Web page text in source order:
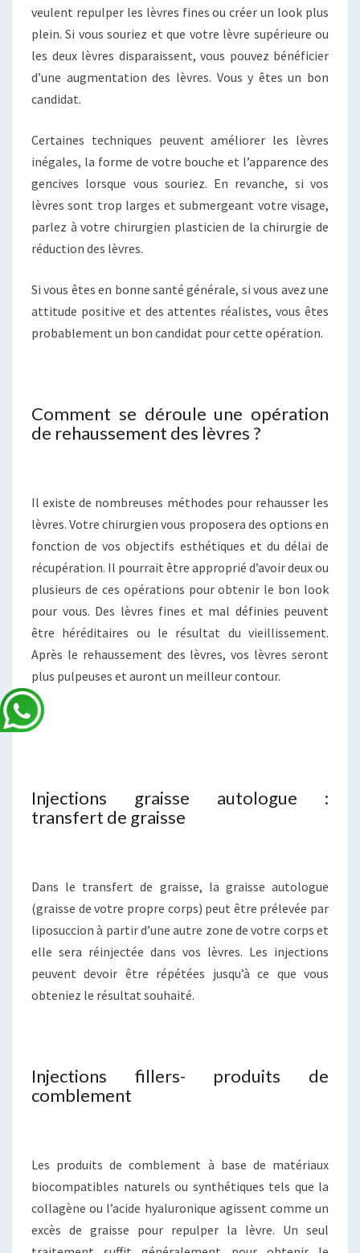
veulent repulper les lèvres fines ou créer un look plus
plein. Si vous souriez et que votre lèvre supérieure ou
les deux lèvres disparaissent, vous pouvez bénéficier
d’une augmentation des lèvres. Vous y êtes un bon
candidat.
Certaines techniques peuvent améliorer les lèvres
inégales, la forme de votre bouche et l’apparence des
gencives lorsque vous souriez. En revanche, si vos
lèvres sont trop larges et submergeant votre visage,
parlez à votre chirurgien plasticien de la chirurgie de
réduction des lèvres.
Si vous êtes en bonne santé générale, si vous avez une
attitude positive et des attentes réalistes, vous êtes
probablement un bon candidat pour cette opération.
Comment se déroule une opération
de rehaussement des lèvres ?
Il existe de nombreuses méthodes pour rehausser les
lèvres. Votre chirurgien vous proposera des options en
fonction de vos objectifs esthétiques et du délai de
récupération. Il pourrait être approprié d’avoir deux ou
plusieurs de ces opérations pour obtenir le bon look
pour vous. Des lèvres fines et mal définies peuvent
être héréditaires ou le résultat du vieillissement.
Après le rehaussement des lèvres, vos lèvres seront
plus pulpeuses et auront un meilleur contour.
Injections graisse autologue :
transfert de graisse
Dans le transfert de graisse, la graisse autologue
(graisse de votre propre corps) peut être prélevée par
liposuccion à partir d’une autre zone de votre corps et
elle sera réinjectée dans vos lèvres. Les injections
peuvent devoir être répétées jusqu’à ce que vous
obteniez le résultat souhaité.
Injections fillers- produits de
comblement
Les produits de comblement à base de matériaux
biocompatibles naturels ou synthétiques tels que la
collagène ou l’acide hyaluronique agissent comme un
excès de graisse pour repulper la lèvre. Un seul